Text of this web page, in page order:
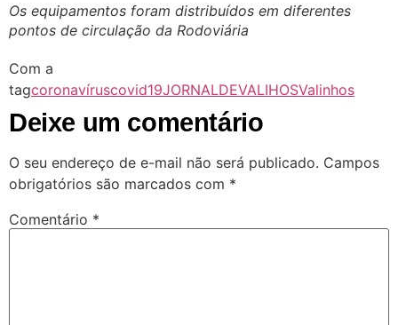
Os equipamentos foram distribuídos em diferentes
pontos de circulação da Rodoviária
Com a
tagcoronavíruscovid19JORNALDEVALIHOSValinhos
Deixe um comentário
O seu endereço de e-mail não será publicado. Campos
obrigatórios são marcados com *
Comentário *